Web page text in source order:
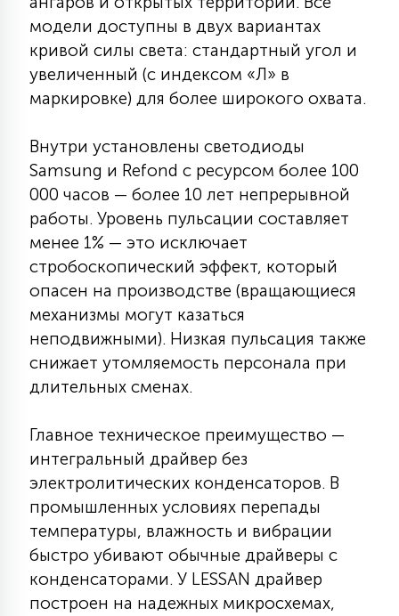
С УПРАВЛЕНИЕМ
АКСЕССУАРЫ
модели доступны в двух вариантах
кривой силы света: стандартный угол и
увеличенный (с индексом «Л» в
маркировке) для более широкого охвата.
Внутри установлены светодиоды
Samsung и Refond с ресурсом более 100
000 часов — более 10 лет непрерывной
работы. Уровень пульсации составляет
менее 1% — это исключает
стробоскопический эффект, который
опасен на производстве (вращающиеся
механизмы могут казаться
неподвижными). Низкая пульсация также
снижает утомляемость персонала при
длительных сменах.
Главное техническое преимущество —
интегральный драйвер без
электролитических конденсаторов. В
промышленных условиях перепады
температуры, влажность и вибрации
быстро убивают обычные драйверы с
конденсаторами. У LESSAN драйвер
построен на надежных микросхемах,